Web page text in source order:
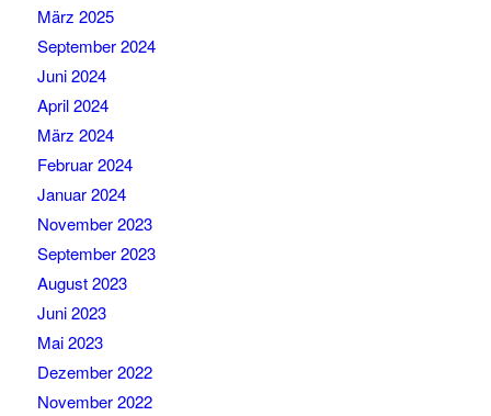
März 2025
September 2024
Juni 2024
April 2024
März 2024
Februar 2024
Januar 2024
November 2023
September 2023
August 2023
Juni 2023
Mai 2023
Dezember 2022
November 2022